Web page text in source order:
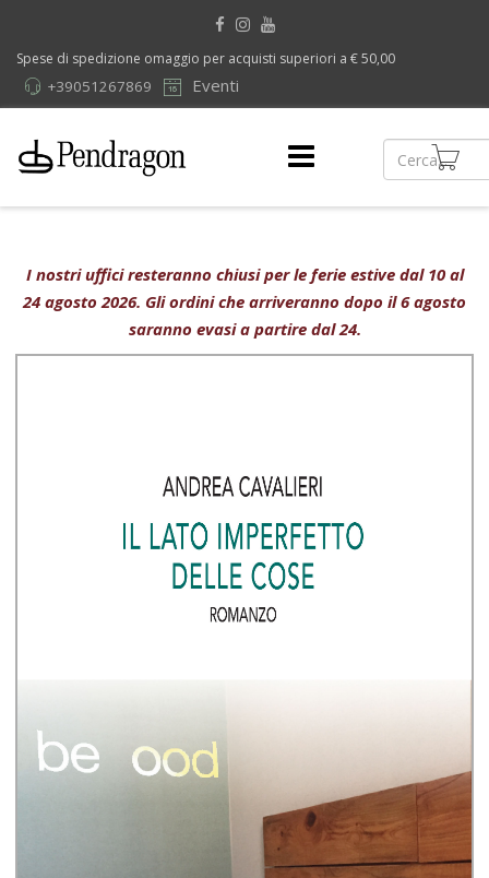
Spese di spedizione omaggio per acquisti superiori a € 50,00
Eventi
+39051267869
I nostri uffici resteranno chiusi per le ferie estive dal 10 al
24 agosto 2026. Gli ordini che arriveranno dopo il 6 agosto
saranno evasi a partire dal 24.